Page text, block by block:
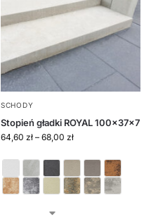
SCHODY
Stopień gładki ROYAL 100x37x7
64,60 zł – 68,00 zł